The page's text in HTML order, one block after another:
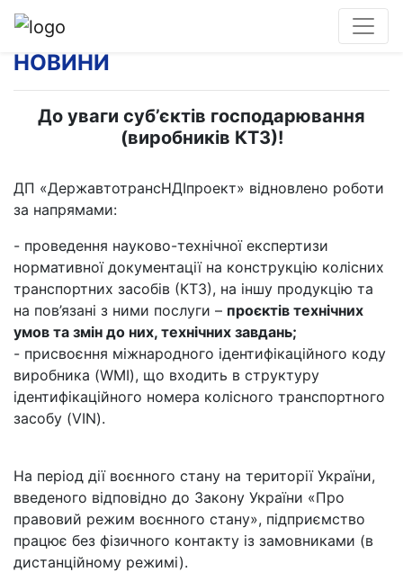
НОВИНИ
До уваги суб’єктів господарювання
(виробників КТЗ)!
ДП «ДержавтотрансНДІпроект» відновлено роботи
за напрямами:
- проведення науково-технічної експертизи
нормативної документації на конструкцію колісних
транспортних засобів (КТЗ), на іншу продукцію та
на пов’язані з ними послуги – проєктів технічних
умов та змін до них, технічних завдань;
- присвоєння міжнародного ідентифікаційного коду
виробника (WMI), що входить в структуру
ідентифікаційного номера колісного транспортного
засобу (VIN).
На період дії воєнного стану на території України,
введеного відповідно до Закону України «Про
правовий режим воєнного стану», підприємство
працює без фізичного контакту із замовниками (в
дистанційному режимі).